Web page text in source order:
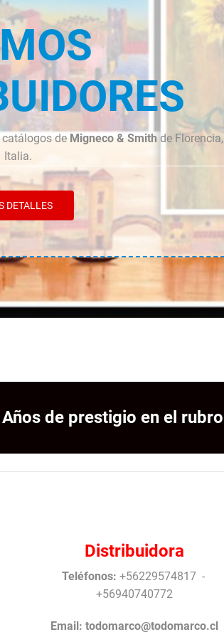
de Migneco & Smith de Florencia,
Italia.
DETALLES
de prestigio en el rubro
Distribuidora
Teléfonos: +56229574817 -
+56940740772
Email:todomarco@todomarco.cl